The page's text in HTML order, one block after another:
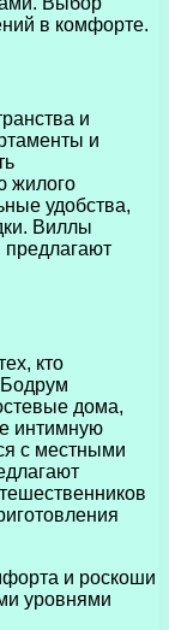
в комфорте.
и
и
жилого
удобства,
Виллы
кто
дома,
интимную
с местными
и роскоши
уровнями